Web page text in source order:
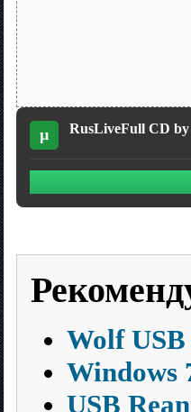
µ RusLiveFull CD
Wolf
Windows
USB